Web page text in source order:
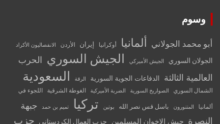
وسوم
أبو محمد الجولاني ألمانيا أوكرانيا إيران الأردن الانفصاليون الأكراد
الجولان السوري الجيش الأميركي الجيش السوري الحرب
العالمية الثالثة
الدفاعات الجوية السورية الرقة السعودية
الشمال السوري الصواريخ السورية الضربة الأميركية الغوطة الشرقية اللجوء في
ألمانيا المتنورون باسل قس نصر الله بوتين تركيا تميم بن حمد
جبهة
النصرة
جيش الإخوان المسلمين حزب العمال الكردستاني حزب